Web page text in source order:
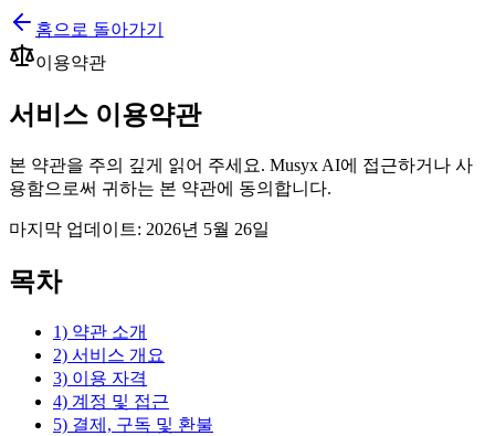
홈으로 돌아가기
이용약관
서비스 이용약관
본 약관을 주의 깊게 읽어 주세요. Musyx AI에 접근하거나 사
용함으로써 귀하는 본 약관에 동의합니다.
마지막 업데이트: 2026년 5월 26일
목차
1) 약관 소개
2) 서비스 개요
3) 이용 자격
4) 계정 및 접근
5) 결제, 구독 및 환불